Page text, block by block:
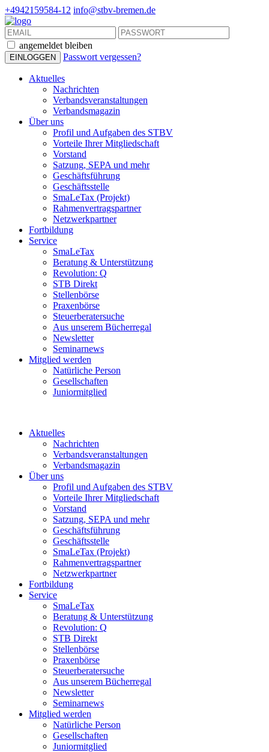
+4942159584-12 info@stbv-bremen.de
angemeldet bleiben
Passwort vergessen?
Aktuelles
Nachrichten
Verbandsveranstaltungen
Verbandsmagazin
Über uns
Profil und Aufgaben des STBV
Vorteile Ihrer Mitgliedschaft
Vorstand
Satzung, SEPA und mehr
Geschäftsführung
Geschäftsstelle
SmaLeTax (Projekt)
Rahmenvertragspartner
Netzwerkpartner
Fortbildung
Service
SmaLeTax
Beratung & Unterstützung
Revolution: Q
STB Direkt
Stellenbörse
Praxenbörse
Steuerberatersuche
Aus unserem Bücherregal
Newsletter
Seminarnews
Mitglied werden
Natürliche Person
Gesellschaften
Juniormitglied
Aktuelles
Nachrichten
Verbandsveranstaltungen
Verbandsmagazin
Über uns
Profil und Aufgaben des STBV
Vorteile Ihrer Mitgliedschaft
Vorstand
Satzung, SEPA und mehr
Geschäftsführung
Geschäftsstelle
SmaLeTax (Projekt)
Rahmenvertragspartner
Netzwerkpartner
Fortbildung
Service
SmaLeTax
Beratung & Unterstützung
Revolution: Q
STB Direkt
Stellenbörse
Praxenbörse
Steuerberatersuche
Aus unserem Bücherregal
Newsletter
Seminarnews
Mitglied werden
Natürliche Person
Gesellschaften
Juniormitglied